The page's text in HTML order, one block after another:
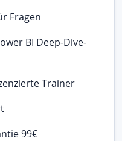
Fragen
BI Deep-Dive-
Trainer
99€